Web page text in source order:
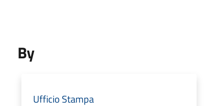
By
Ufficio Stampa